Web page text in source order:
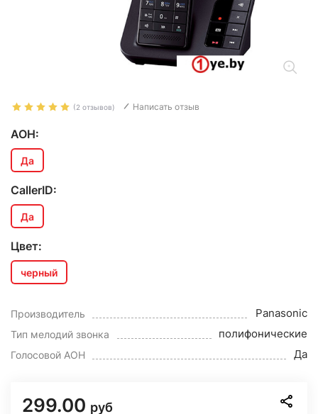
(2 отзывов) Написать отзыв
АОН:
Да
CallerID:
Да
Цвет:
черный
Производитель Panasonic
Тип мелодий звонка полифонические
Голосовой АОН Да
299.00 руб